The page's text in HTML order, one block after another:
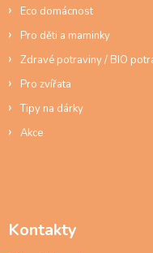
Eco domácnost
Pro děti a maminky
Zdravé potraviny / BIO
Pro zvířata
Tipy na dárky
Akce
Kontakty